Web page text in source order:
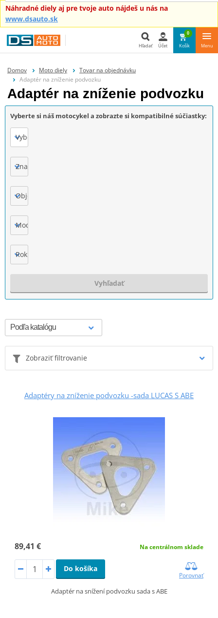
Náhradné diely aj pre tvoje auto nájdeš u nás na
www.dsauto.sk
Hľadať Účet
0
Košík Menu
Domov Moto diely
Tovar na objednávku
Adaptér na zníženie podvozku
Adaptér na zníženie podvozku
Vyberte si náš motocykel a zobrazte si kompatibilné súčiastky:
Vyberte
Značka
Objem motora
Model
Rok výroby
Vyhľadať
Zobraziť filtrovanie
Adaptéry na zníženie podvozku -sada LUCAS S ABE
89,41 € Na centrálnom sklade
Do košíka
Porovnať
Adaptér na snížení podvozku sada s ABE